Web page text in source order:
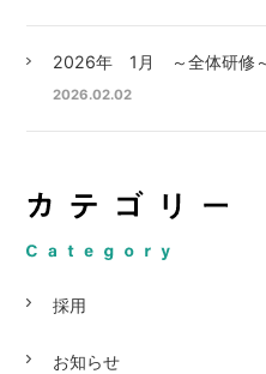
2026年 1月 ～全体研修
2026.02.02
採用
お知らせ